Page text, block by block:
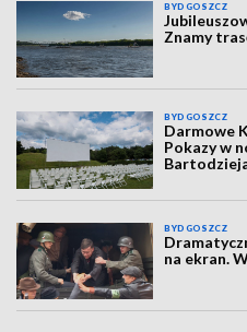
BYDGOSZCZ
Znamy
BYDGOSZCZ
Darmowe
Pokazy w
BYDGOSZCZ
na ekran.